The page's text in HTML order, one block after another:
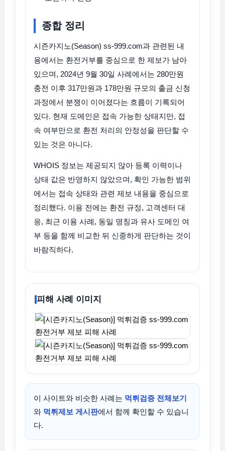
종합 정리
시즌카지노(Season) ss-999.com과 관련된 내
용에서는 환전거부를 중심으로 한 제보가 남아
있으며, 2024년 9월 30일 사례에서는 280만원
충전 이후 317만원과 178만원 규모의 출금 신청
과정에서 분쟁이 이어졌다는 흐름이 기록되어
있다. 현재 도메인은 접속 가능한 상태지만, 접
속 여부만으로 환전 처리의 안정성을 판단할 수
있는 것은 아니다.
WHOIS 정보는 제공되지 않아 등록 이력이나
상태 값은 반영하지 않았으며, 확인 가능한 범위
에서는 접속 상태와 관련 제보 내용을 중심으로
정리했다. 이용 전에는 환전 규정, 고객센터 대
응, 최근 이용 사례, 동일 명칭과 유사 도메인 여
부 등을 함께 비교한 뒤 신중하게 판단하는 것이
바람직하다.
피해 사례 이미지
이 사이트와 비슷한 사례는 먹튀검증 전체보기
와 먹튀제보 게시판에서 함께 확인할 수 있습니
다.